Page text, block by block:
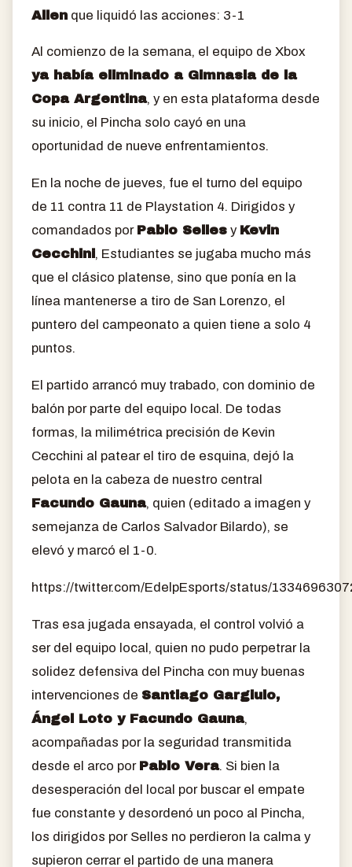
Allen que liquidó las acciones: 3-1
Al comienzo de la semana, el equipo de Xbox
ya había eliminado a Gimnasia de la
Copa Argentina, y en esta plataforma desde
su inicio, el Pincha solo cayó en una
oportunidad de nueve enfrentamientos.
En la noche de jueves, fue el turno del equipo
de 11 contra 11 de Playstation 4. Dirigidos y
comandados por Pablo Selles y Kevin
Cecchini , Estudiantes se jugaba mucho más
que el clásico platense, sino que ponía en la
línea mantenerse a tiro de San Lorenzo, el
puntero del campeonato a quien tiene a solo 4
puntos.
El partido arrancó muy trabado, con dominio de
balón por parte del equipo local. De todas
formas, la milimétrica precisión de Kevin
Cecchini al patear el tiro de esquina, dejó la
pelota en la cabeza de nuestro central
Facundo Gauna, quien (editado a imagen y
semejanza de Carlos Salvador Bilardo), se
elevó y marcó el 1-0.
https://twitter.com/EdelpEsports/status/
Tras esa jugada ensayada, el control volvió a
ser del equipo local, quien no pudo perpetrar la
solidez defensiva del Pincha con muy buenas
intervenciones de Santiago Gargiulo,
Ángel Loto y Facundo Gauna,
acompañadas por la seguridad transmitida
desde el arco por Pablo Vera. Si bien la
desesperación del local por buscar el empate
fue constante y desordenó un poco al Pincha,
los dirigidos por Selles no perdieron la calma y
supieron cerrar el partido de una manera